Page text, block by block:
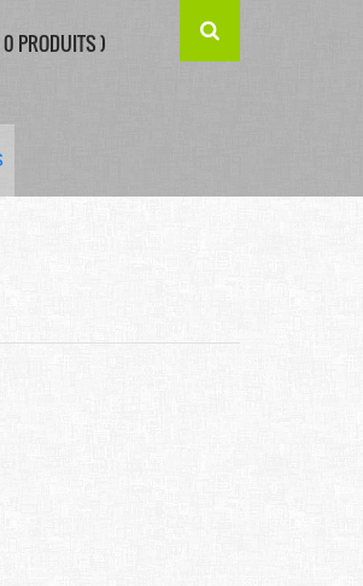
PRODUITS )